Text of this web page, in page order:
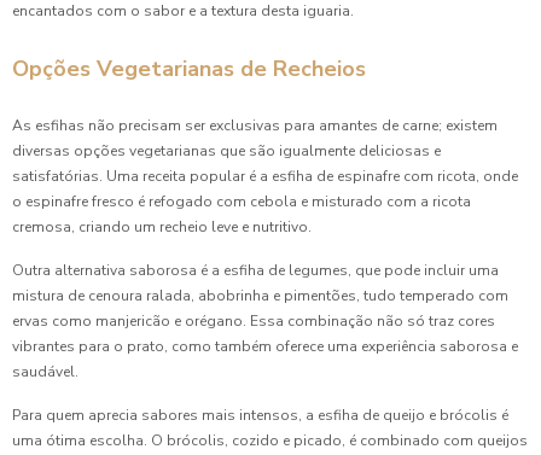
Surpreender Seus Convidados
Surpreender Seus Convidados
Coxinha para Aniversário: A Escolha Perfeita para Seus
Convidados
Coxinha para Aniversário: Delícias que Não Podem Faltar
na Sua Festa
Coxinha para Festa de Aniversário
Coxinha para Festa de Aniversário: Como Preparar e Servir
encantados com o sabor e a textura desta iguaria.
Opções Vegetarianas de Recheios
As esfihas não precisam ser exclusivas para amantes de carne; existem
diversas opções vegetarianas que são igualmente deliciosas e
satisfatórias. Uma receita popular é a esfiha de espinafre com ricota, onde
o espinafre fresco é refogado com cebola e misturado com a ricota
cremosa, criando um recheio leve e nutritivo.
Outra alternativa saborosa é a esfiha de legumes, que pode incluir uma
mistura de cenoura ralada, abobrinha e pimentões, tudo temperado com
ervas como manjericão e orégano. Essa combinação não só traz cores
vibrantes para o prato, como também oferece uma experiência saborosa e
saudável.
Para quem aprecia sabores mais intensos, a esfiha de queijo e brócolis é
uma ótima escolha. O brócolis, cozido e picado, é combinado com queijos